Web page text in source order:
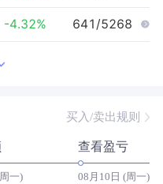
-4.32% 641/5268
727/3579
-1.17% 683/1998
买入/卖出规则
一)
查看盈亏
08月10日 (周一)